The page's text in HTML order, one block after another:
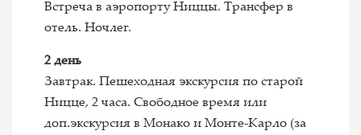
Встреча в аэропорту Ниццы. Трансфер в
отель. Ночлег.
2 день
Завтрак. Пешеходная экскурсия по старой
Ницце, 2 часа. Свободное время или
доп.экскурсия в Монако и Монте-Карло (за